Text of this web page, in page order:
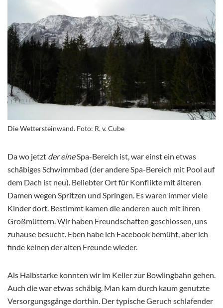
Die Wettersteinwand. Foto: R. v. Cube
Da wo jetzt der eineSpa-Bereich ist, war einst ein etwas
schäbiges Schwimmbad (der andere Spa-Bereich mit Pool auf
dem Dach ist neu). Beliebter Ort für Konflikte mit älteren
Damen wegen Spritzen und Springen. Es waren immer viele
Kinder dort. Bestimmt kamen die anderen auch mit ihren
Großmüttern. Wir haben Freundschaften geschlossen, uns
zuhause besucht. Eben habe ich Facebook bemüht, aber ich
finde keinen der alten Freunde wieder.
Als Halbstarke konnten wir im Keller zur Bowlingbahn gehen.
Auch die war etwas schäbig. Man kam durch kaum genutzte
Versorgungsgänge dorthin. Der typische Geruch schlafender